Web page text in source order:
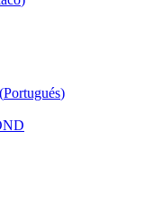
(Portugués)